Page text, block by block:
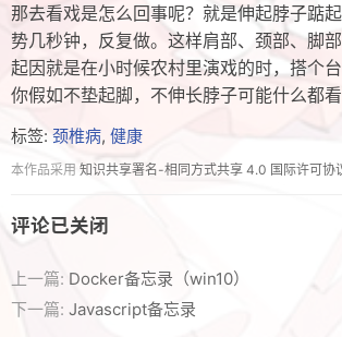
那去看戏是怎么回事呢？就是伸起脖子踮
势几秒钟，反复做。这样肩部、颈部、脚部
起因就是在小时候农村里演戏的时，搭个台
你假如不垫起脚，不伸长脖子可能什么都看
标签: 颈椎病, 健康
本作品采用 知识共享署名-相同方式共享 4.0 国际许可协
评论已关闭
上一篇: Docker备忘录（win10）
下一篇: Javascript备忘录